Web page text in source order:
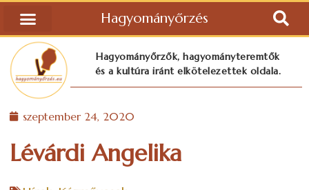
Hagyományőrzés
Hagyományőrzők, hagyományteremtők
és a kultúra iránt elkötelezettek oldala.
szeptember 24, 2020
Lévárdi Angelika